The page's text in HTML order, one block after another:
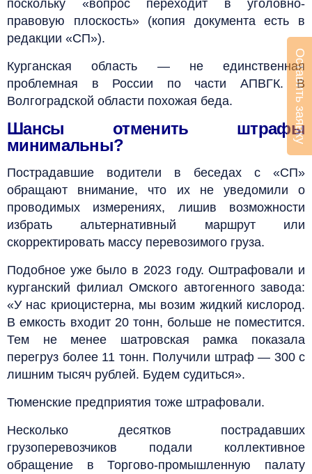
поскольку «вопрос переходит в уголовно-
правовую плоскость» (копия документа есть в
редакции «СП»).
Курганская область — не единственная
проблемная в России по части АПВГК. В
Волгоградской области похожая беда.
Шансы отменить штрафы
минимальны?
Пострадавшие водители в беседах с «СП»
обращают внимание, что их не уведомили о
проводимых измерениях, лишив возможности
избрать альтернативный маршрут или
скорректировать массу перевозимого груза.
Подобное уже было в 2023 году. Оштрафовали и
курганский филиал Омского автогенного завода:
«У нас криоцистерна, мы возим жидкий кислород.
В емкость входит 20 тонн, больше не поместится.
Тем не менее шатровская рамка показала
перегруз более 11 тонн. Получили штраф — 300 с
лишним тысяч рублей. Будем судиться».
Тюменские предприятия тоже штрафовали.
Несколько десятков пострадавших
грузоперевозчиков подали коллективное
обращение в Торгово-промышленную палату
Оставить заявку